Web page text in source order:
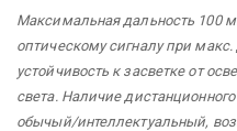
Максимальная дальность 100
оптическому сигналу при
устойчивость к засветке от
света. Наличие
обычый/интеллектуальный,